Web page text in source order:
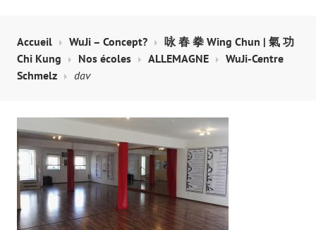
Accueil WuJi – Concept?
咏 春 拳 Wing Chun | 氣 功
Chi Kung
Nos écoles ALLEMAGNE
WuJi-Centre
Schmelz
dav